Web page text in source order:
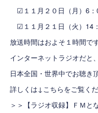
☑１１月２０日（月）6：
☑１１月２１日（火）14
放送時間はおよそ１時間です
インターネットラジオだと、
日本全国・世界中でお聴き
詳しくは↓こちらをご覧くだ
＞＞ 【ラジオ収録】ＦＭ